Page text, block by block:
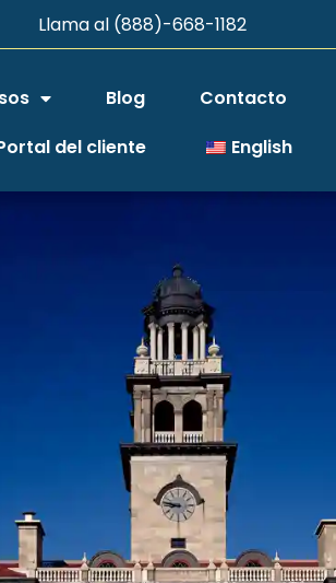
Llama al (888)-668-1182
Blog
Contacto
del cliente
English